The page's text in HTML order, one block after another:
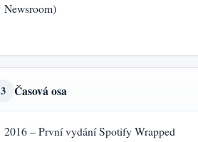
Newsroom)
3 Časová osa
2016 – První vydání Spotify Wrapped